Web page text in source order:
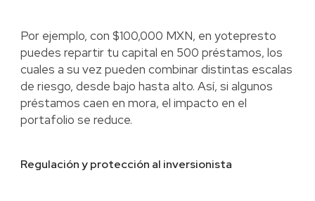
Por ejemplo, con $100,000 MXN, en yotepresto
puedes repartir tu capital en 500 préstamos, los
cuales a su vez pueden combinar distintas escalas
de riesgo, desde bajo hasta alto. Así, si algunos
préstamos caen en mora, el impacto en el
portafolio se reduce.
Regulación y protección al inversionista